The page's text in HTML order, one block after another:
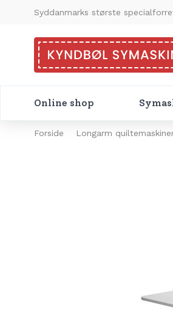
Syddanmarks største
Online shop
Forside Longarm